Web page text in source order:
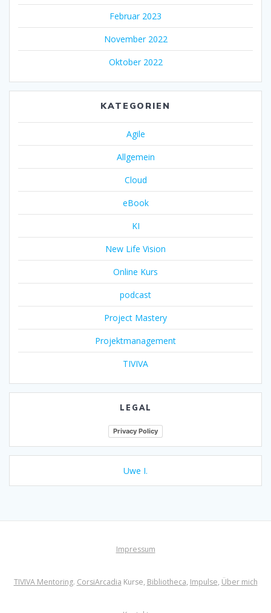
Februar 2023
November 2022
Oktober 2022
KATEGORIEN
Agile
Allgemein
Cloud
eBook
KI
New Life Vision
Online Kurs
podcast
Project Mastery
Projektmanagement
TIVIVA
LEGAL
Privacy Policy
Uwe I.
Impressum
TIVIVA Mentoring. CorsiArcadia Kurse, Bibliotheca, Impulse, Über mich